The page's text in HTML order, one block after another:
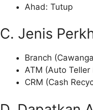
Ahad: Tutup
C. Jenis
Branch
ATM (Auto Teller
CRM (Cash